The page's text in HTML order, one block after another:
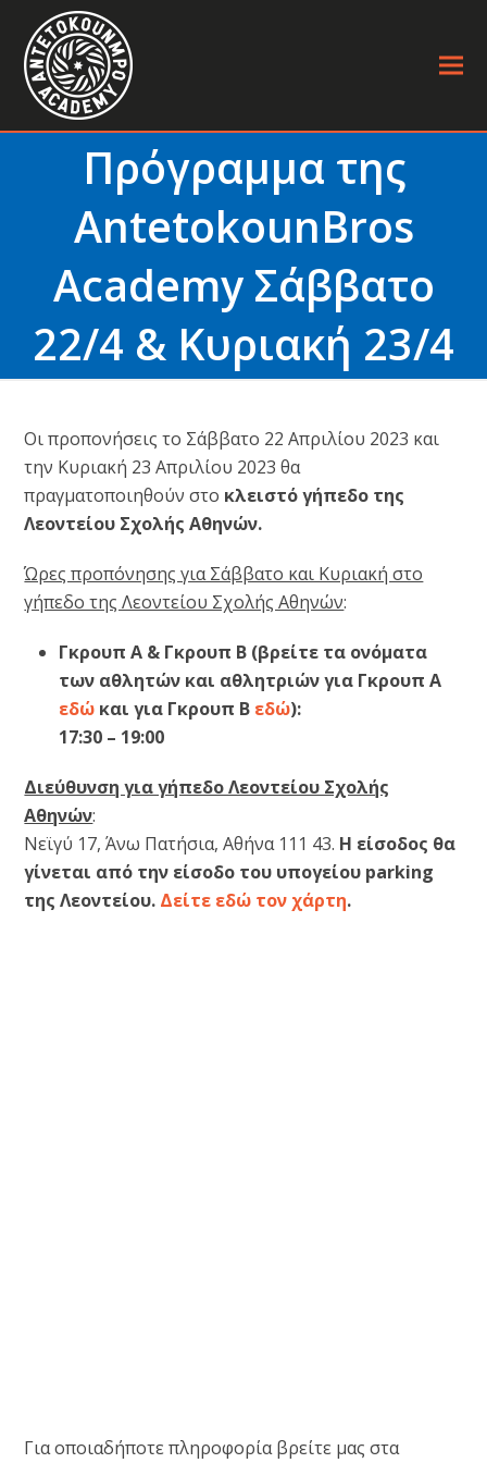
Πρόγραμμα της
AntetokounBros
Academy Σάββατο
22/4 & Κυριακή 23/4
Οι προπονήσεις το Σάββατο 22 Απριλίου 2023 και
την Κυριακή 23 Απριλίου 2023 θα
πραγματοποιηθούν στο κλειστό γήπεδο της
Λεοντείου Σχολής Αθηνών.
Ώρες προπόνησης για Σάββατο και Κυριακή στο
γήπεδο της Λεοντείου Σχολής Αθηνών:
Γκρουπ Α & Γκρουπ Β (βρείτε τα ονόματα
των αθλητών και αθλητριών για Γκρουπ Α
εδώ και για Γκρουπ Β εδώ):
17:30 – 19:00
Διεύθυνση για γήπεδο Λεοντείου Σχολής
Αθηνών:
Νεϊγύ 17, Άνω Πατήσια, Αθήνα 111 43. Η είσοδος θα
γίνεται από την είσοδο του υπογείου parking
της Λεοντείου. Δείτε εδώ τον χάρτη.
Για οποιαδήποτε πληροφορία βρείτε μας στα